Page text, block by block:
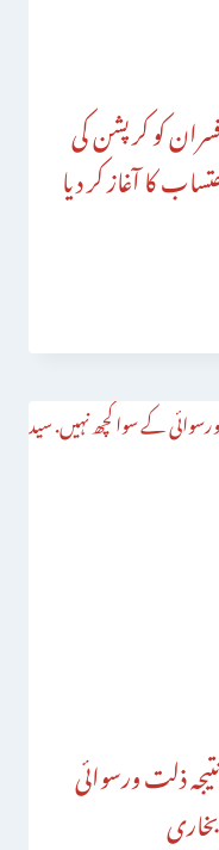
کو کرپشن کی
کا آغاز کر دیا
ذلت ورسوائی